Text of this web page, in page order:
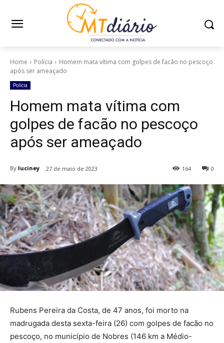
Home Polícia
Homem mata vítima com golpes de facão no pescoço
após ser ameaçado
Polícia
Homem mata vítima com
golpes de facão no pescoço
após ser ameaçado
By luciney 27 de maio de 2023 0
164
Rubens Pereira da Costa, de 47 anos, foi morto na
madrugada desta sexta-feira (26) com golpes de facão no
pescoço, no município de Nobres (146 km a Médio-